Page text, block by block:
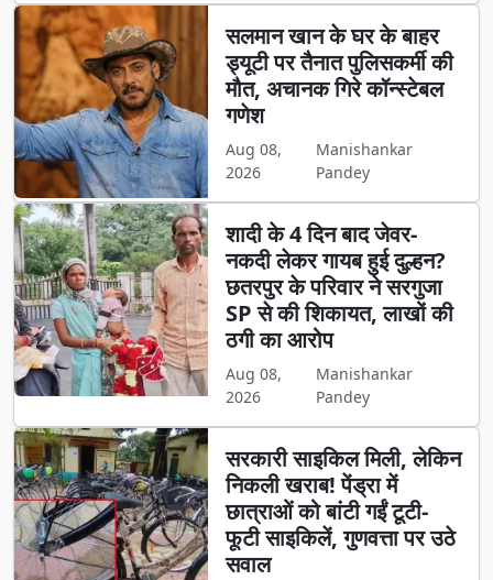
सलमान खान के घर के बाहर
ड्यूटी पर तैनात पुलिसकर्मी की
मौत, अचानक गिरे कॉन्स्टेबल
गणेश
Aug 08,
2026
Manishankar
Pandey
शादी के 4 दिन बाद जेवर-
नकदी लेकर गायब हुई दुल्हन?
छतरपुर के परिवार ने सरगुजा
SP से की शिकायत, लाखों की
ठगी का आरोप
Aug 08,
2026
Manishankar
Pandey
सरकारी साइकिल मिली, लेकिन
निकली खराब! पेंड्रा में
छात्राओं को बांटी गईं टूटी-
फूटी साइकिलें, गुणवत्ता पर उठे
सवाल